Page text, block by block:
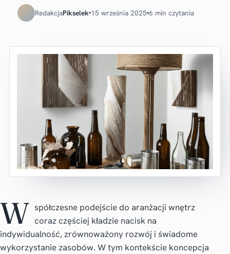
RedakcjaPikselek 15 września 2025 6 min czytania
W spółczesne podejście do aranżacji wnętrz
coraz częściej kładzie nacisk na
indywidualność, zrównoważony rozwój i świadome
wykorzystanie zasobów. W tym kontekście koncepcja